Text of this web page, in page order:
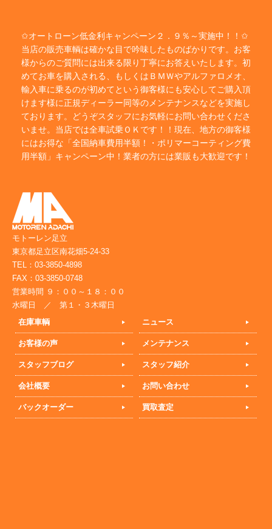
✩オートローン低金利キャンペーン２．９％～実施中！！✩
当店の販売車輌は確かな目で吟味したものばかりです。お客
様からのご質問には出来る限り丁寧にお答えいたします。初
めてお車を購入される、もしくはＢＭＷやアルファロメオ、
輸入車に乗るのが初めてという御客様にも安心してご購入頂
けます様に正規ディーラー同等のメンテナンスなどを実施し
ております。どうぞスタッフにお気軽にお問い合わせくださ
いませ。当店では全車試乗ＯＫです！！現在、地方の御客様
にはお得な「全国納車費用半額！・ポリマーコーティング費
用半額」キャンペーン中！業者の方には業販も大歓迎です！
モトーレン足立
東京都足立区南花畑5-24-33
TEL：03-3850-4898
FAX：03-3850-0748
営業時間 ９：００～１８：００
水曜日 ／ 第１・３木曜日
在庫車輌
ニュース
お客様の声 メンテナンス
スタッフブログ スタッフ紹介
会社概要 お問い合わせ
バックオーダー 買取査定